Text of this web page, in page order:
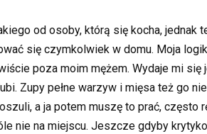
od osoby, którą się kocha, jednak
się czymkolwiek w domu. Moja
poza moim mężem. Wydaje mi się
Zupy pełne warzyw i mięsa też go
a ja potem muszę to prać, często
na miejscu. Jeszcze gdyby